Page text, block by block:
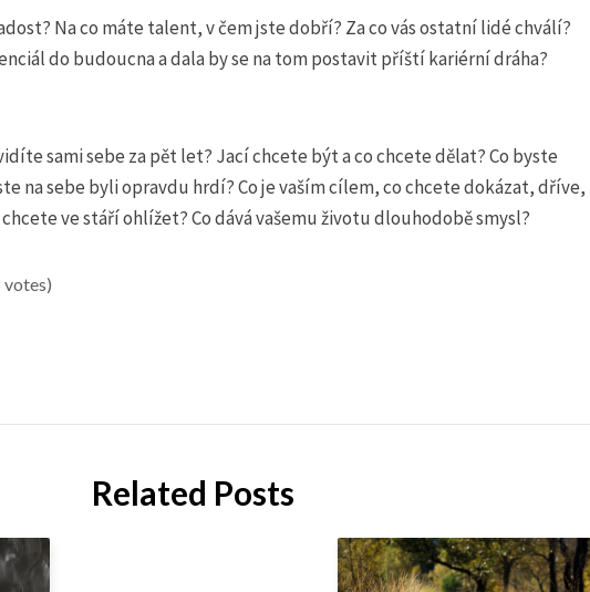
Na co máte talent, v čem jste dobří? Za co vás ostatní lidé chválí?
do budoucna a dala by se na tom postavit příští kariérní dráha?
sami sebe za pět let? Jací chcete být a co chcete dělat? Co byste
na sebe byli opravdu hrdí? Co je vaším cílem, co chcete dokázat, dříve,
ve stáří ohlížet? Co dává vašemu životu dlouhodobě smysl?
votes)
Related Posts